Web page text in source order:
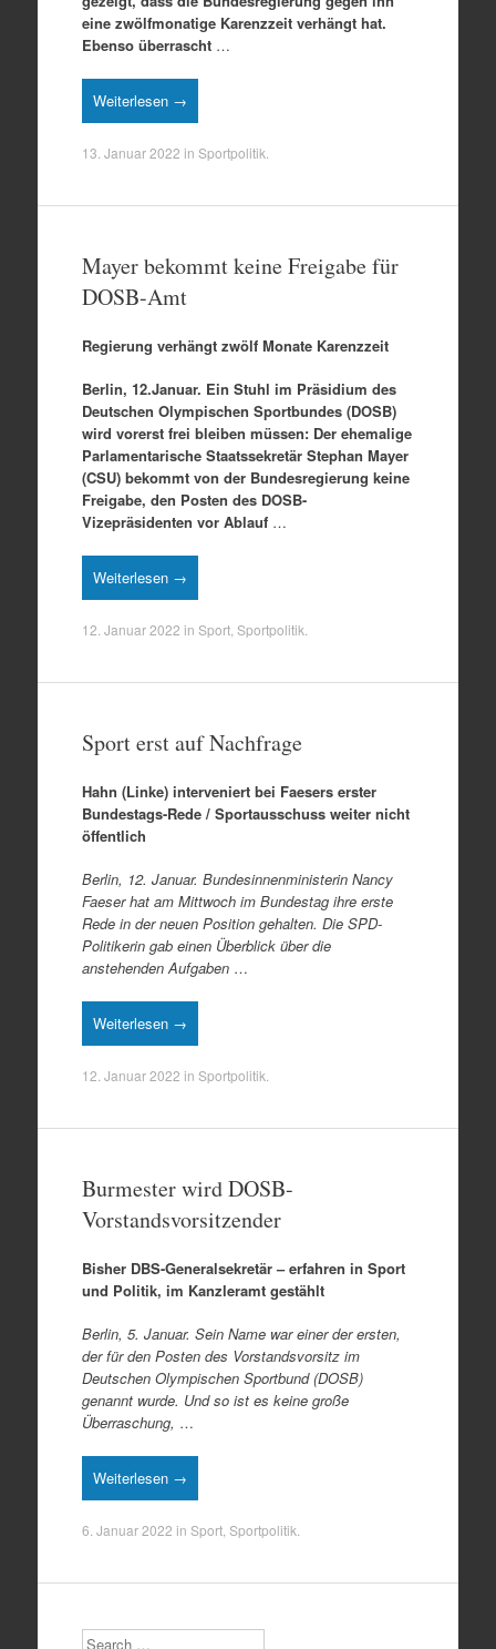
eine zwölfmonatige Karenzzeit verhängt hat.
Ebenso überrascht …
Weiterlesen →
13. Januar 2022 in Sportpolitik
Mayer bekommt keine Freigabe für
DOSB-Amt
Regierung verhängt zwölf Monate Karenzzeit
Berlin, 12.Januar. Ein Stuhl im Präsidium des
Deutschen Olympischen Sportbundes (DOSB)
wird vorerst frei bleiben müssen: Der ehemalige
Parlamentarische Staatssekretär Stephan Mayer
(CSU) bekommt von der Bundesregierung keine
Freigabe, den Posten des DOSB-
Vizepräsidenten vor Ablauf …
Weiterlesen →
12. Januar 2022 in Sport, Sportpolitik
Sport erst auf Nachfrage
Hahn (Linke) interveniert bei Faesers erster
Bundestags-Rede / Sportausschuss weiter nicht
öffentlich
Berlin, 12. Januar. Bundesinnenministerin Nancy
Faeser hat am Mittwoch im Bundestag ihre erste
Rede in der neuen Position gehalten. Die SPD-
Politikerin gab einen Überblick über die
anstehenden Aufgaben …
Weiterlesen →
12. Januar 2022 in Sportpolitik
Burmester wird DOSB-
Vorstandsvorsitzender
Bisher DBS-Generalsekretär – erfahren in Sport
und Politik, im Kanzleramt gestählt
Berlin, 5. Januar. Sein Name war einer der ersten,
der für den Posten des Vorstandsvorsitz im
Deutschen Olympischen Sportbund (DOSB)
genannt wurde. Und so ist es keine große
Überraschung, …
Weiterlesen →
6. Januar 2022 in Sport, Sportpolitik
Search